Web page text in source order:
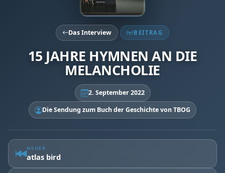
Das Interview BEITRAG
15 JAHRE HYMNEN AN DIE
MELANCHOLIE
2. September 2022
Die Sendung zum Buch der Geschichte von TBOG
NEUER
atlas bird